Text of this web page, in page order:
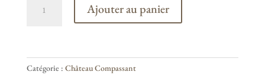
Ajouter au panier
Catégorie : Château Compassant